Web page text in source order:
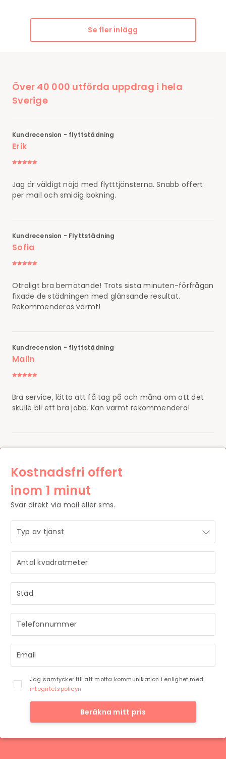
Se fler inlägg
Över 40 000 utförda uppdrag i hela
Sverige
Kundrecension - flyttstädning
Erik
Jag är väldigt nöjd med flytttjänsterna. Snabb offert
per mail och smidig bokning.
Kundrecension - Flyttstädning
Sofia
Otroligt bra bemötande! Trots sista minuten-förfrågan
fixade de städningen med glänsande resultat.
Rekommenderas varmt!
Kundrecension - flyttstädning
Malin
Bra service, lätta att få tag på och måna om att det
skulle bli ett bra jobb. Kan varmt rekommendera!
STRÅLANDE!
Ditt meddelande är mottaget och vi återkommer till dig
så snart vi har möjlighet.
Kostnadsfri offert
inom 1 minut
Svar direkt via mail eller sms.
Jag samtycker till att motta kommunikation i enlighet med
integritetspolicyn
Beräkna mitt pris